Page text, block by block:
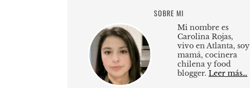
SOBRE MI
Mi nombre es
Carolina Rojas,
vivo en Atlanta, soy
mamá, cocinera
chilena y food
blogger. Leer más…